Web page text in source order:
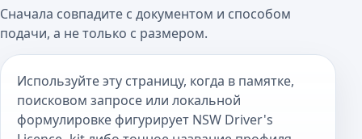
Сначала совпадите с документом и способом
подачи, а не только с размером.
Используйте эту страницу, когда в памятке,
поисковом запросе или локальной
формулировке фигурирует NSW Driver's